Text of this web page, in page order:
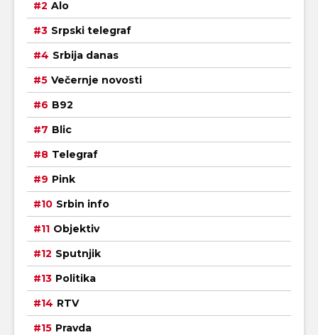
Alo
Srpski telegraf
Srbija danas
Večernje novosti
B92
Blic
Telegraf
Pink
Srbin info
Objektiv
Sputnjik
Politika
RTV
Pravda